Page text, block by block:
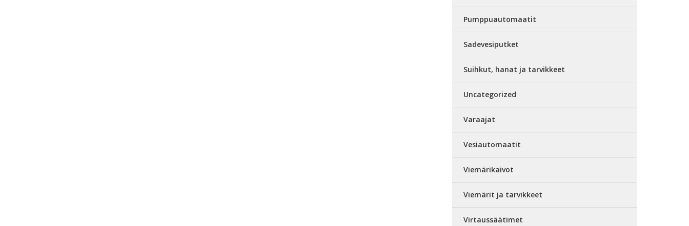
Pumppuautomaatit
Sadevesiputket
Suihkut, hanat ja tarvikkeet
Uncategorized
Varaajat
Vesiautomaatit
Viemärikaivot
Viemärit ja tarvikkeet
Virtaussäätimet